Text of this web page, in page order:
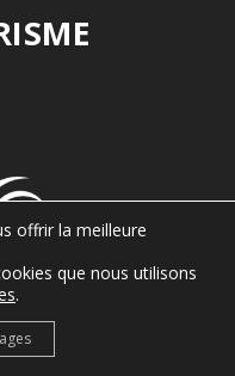
offrir la meilleure
que nous utilisons
.